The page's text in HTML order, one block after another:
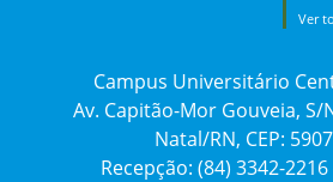
Ver
Campus Universitário
Av. Capitão-Mor Gouveia, S/
Natal/RN, CEP:
Recepção: (84) 3342-